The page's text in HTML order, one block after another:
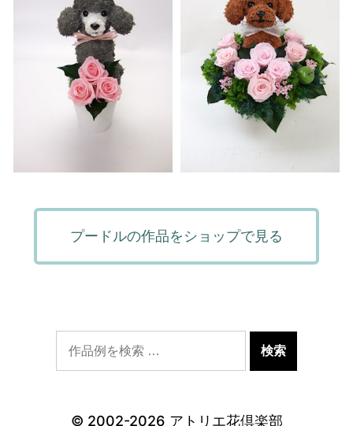
プードルの作品をショップで見る
© 2002-2026 アトリエ花倶楽部